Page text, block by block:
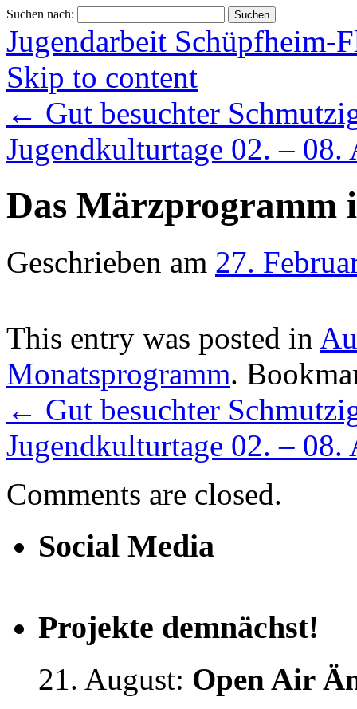
Suchen nach:
Jugendarbeit Schüpfheim-
Skip to content
← Gut besuchter
Jugendkulturtage 02. –
Das
Geschrieben am 27.
This entry was posted in
Monatsprogramm.
← Gut besuchter
Jugendkulturtage 02. –
Comments are closed.
Social Media
Projekte demnächst!
21. August: Open Air